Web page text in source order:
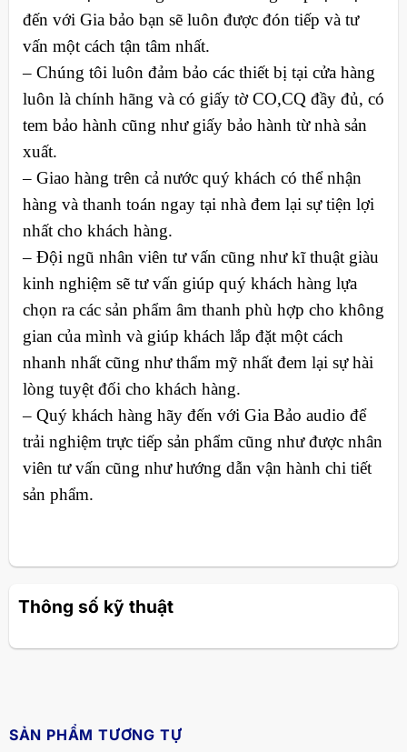
đến với Gia bảo bạn sẽ luôn được đón tiếp và tư
vấn một cách tận tâm nhất.
– Chúng tôi luôn đảm bảo các thiết bị tại cửa hàng
luôn là chính hãng và có giấy tờ CO,CQ đầy đủ, có
tem bảo hành cũng như giấy bảo hành từ nhà sản
xuất.
– Giao hàng trên cả nước quý khách có thể nhận
hàng và thanh toán ngay tại nhà đem lại sự tiện lợi
nhất cho khách hàng.
– Đội ngũ nhân viên tư vấn cũng như kĩ thuật giàu
kinh nghiệm sẽ tư vấn giúp quý khách hàng lựa
chọn ra các sản phẩm âm thanh phù hợp cho không
gian của mình và giúp khách lắp đặt một cách
nhanh nhất cũng như thẩm mỹ nhất đem lại sự hài
lòng tuyệt đối cho khách hàng.
– Quý khách hàng hãy đến với Gia Bảo audio để
trải nghiệm trực tiếp sản phẩm cũng như được nhân
viên tư vấn cũng như hướng dẫn vận hành chi tiết
sản phẩm.
Thông số kỹ thuật
SẢN PHẨM TƯƠNG TỰ